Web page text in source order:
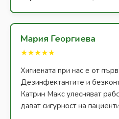
Мария Георгиева
★★★★★
Хигиената при нас е от
Дезинфектантите и
Катрин Макс улесняват
дават сигурност на